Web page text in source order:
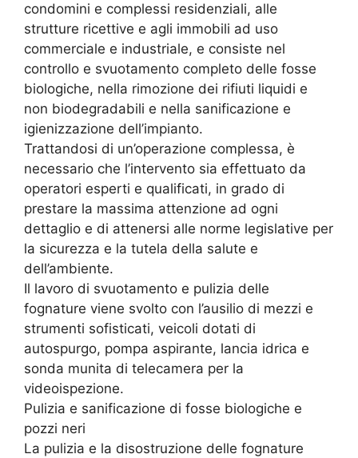
condomini e complessi residenziali, alle
strutture ricettive e agli immobili ad uso
commerciale e industriale, e consiste nel
controllo e svuotamento completo delle fosse
biologiche, nella rimozione dei rifiuti liquidi e
non biodegradabili e nella sanificazione e
igienizzazione dell’impianto.
Trattandosi di un’operazione complessa, è
necessario che l’intervento sia effettuato da
operatori esperti e qualificati, in grado di
prestare la massima attenzione ad ogni
dettaglio e di attenersi alle norme legislative per
la sicurezza e la tutela della salute e
dell’ambiente.
Il lavoro di svuotamento e pulizia delle
fognature viene svolto con l’ausilio di mezzi e
strumenti sofisticati, veicoli dotati di
autospurgo, pompa aspirante, lancia idrica e
sonda munita di telecamera per la
videoispezione.
Pulizia e sanificazione di fosse biologiche e
pozzi neri
La pulizia e la disostruzione delle fognature